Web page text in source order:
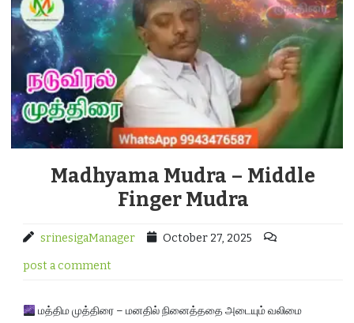
Madhyama Mudra – Middle
Finger Mudra
srinesigaManager October 27, 2025
post a comment
மத்திம முத்திரை – மனதில் நினைத்ததை அடையும் வலிமை